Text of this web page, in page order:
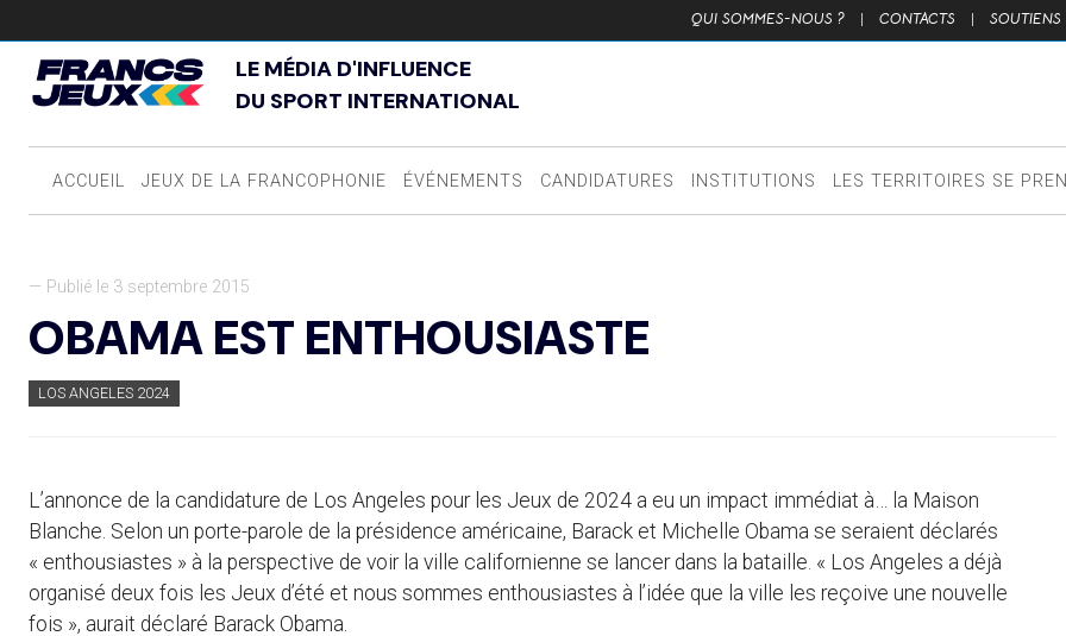
QUI SOMMES-NOUS ? | CONTACTS | SOUTIENS
LE MÉDIA D'INFLUENCE
DU SPORT INTERNATIONAL
ACCUEIL JEUX DE LA FRANCOPHONIE ÉVÉNEMENTS CANDIDATURES INSTITUTIONS LES TERRITOIRES SE
— Publié le 3 septembre 2015
OBAMA EST ENTHOUSIASTE
LOS ANGELES 2024
L’annonce de la candidature de Los Angeles pour les Jeux de 2024 a eu un impact immédiat à… la Maison
Blanche. Selon un porte-parole de la présidence américaine, Barack et Michelle Obama se seraient déclarés
« enthousiastes » à la perspective de voir la ville californienne se lancer dans la bataille. « Los Angeles a déjà
organisé deux fois les Jeux d’été et nous sommes enthousiastes à l’idée que la ville les reçoive une nouvelle
fois », aurait déclaré Barack Obama.